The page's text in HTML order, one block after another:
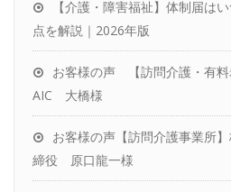
パートナーをお探しの
社労士変更をお考えの
お客様の声
【介護・障害福祉】体制届は
点を解説｜2026年版
お客様の声 【訪問介護・有料
AIC 大橋様
お客様の声【訪問介護事業所
締役 原口龍一様